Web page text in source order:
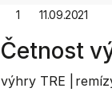
1
11.09.2021
Četnost
výhry TRE |